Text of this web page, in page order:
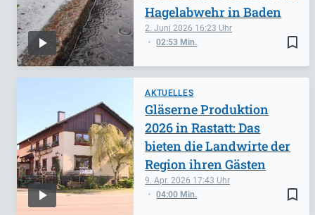
bookmark_border
2. Juni 2026 16:23
02:53 Min.
Hagelabwehr in Baden
AKTUELLES
bookmark_border
9. Apr. 2026 17:43
04:00 Min.
Gläserne Produktion
2026 in Rastatt: Das
bieten die Landwirte der
Region ihren Gästen